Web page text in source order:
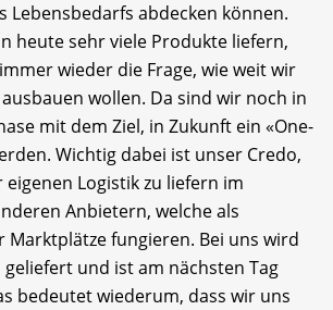
Lebensbedarfs abdecken können.
heute sehr viele Produkte liefern,
wieder die Frage, wie weit wir
wollen. Da sind wir noch in
mit dem Ziel, in Zukunft ein «One-
Wichtig dabei ist unser Credo,
Logistik zu liefern im
Anbietern, welche als
fungieren. Bei uns wird
geliefert und ist am nächsten Tag
bedeutet wiederum, dass wir uns